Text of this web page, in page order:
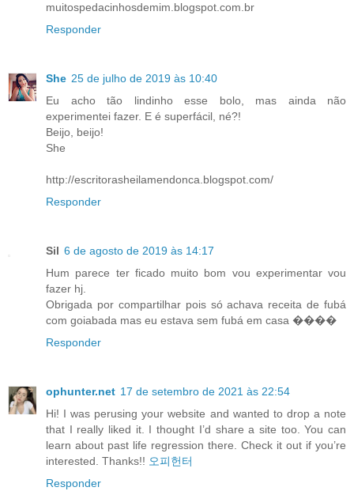
muitospedacinhosdemim.blogspot.com.br
Responder
She 25 de julho de 2019 às 10:40
Eu acho tão lindinho esse bolo, mas ainda não
experimentei fazer. E é superfácil, né?!
Beijo, beijo!
She
http://escritorasheilamendonca.blogspot.com/
Responder
Sil 6 de agosto de 2019 às 14:17
Hum parece ter ficado muito bom vou experimentar vou
fazer hj.
Obrigada por compartilhar pois só achava receita de fubá
com goiabada mas eu estava sem fubá em casa ����
Responder
ophunter.net 17 de setembro de 2021 às 22:54
Hi! I was perusing your website and wanted to drop a note
that I really liked it. I thought I’d share a site too. You can
learn about past life regression there. Check it out if you’re
interested. Thanks!! 오피헌터
Responder